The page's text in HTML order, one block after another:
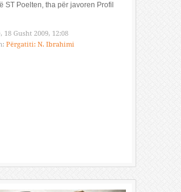
ST Poelten, tha për javoren Profil
18 Gusht 2009, 12:08
Përgatiti: N. Ibrahimi